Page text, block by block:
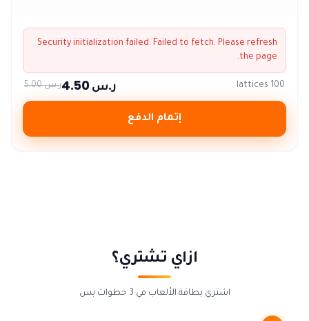
Security initialization failed: Failed to fetch. Please refresh
the page.
100 lattices ر.س 4.50 ر.س 5.00
إتمام الدفع
ازاي تشتري؟
اشتري بطاقة الألعاب في 3 خطوات بس